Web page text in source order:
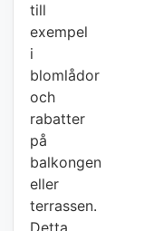
till
exempel
i
blomlådor
och
rabatter
på
balkongen
eller
terrassen.
Detta